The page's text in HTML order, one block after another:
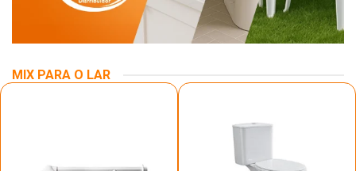
MIX PARA O LAR